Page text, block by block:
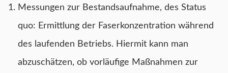
Messungen zur Bestandsaufnahme, des Status
quo: Ermittlung der Faserkonzentration während
des laufenden Betriebs. Hiermit kann man
abzuschätzen, ob vorläufige Maßnahmen zur